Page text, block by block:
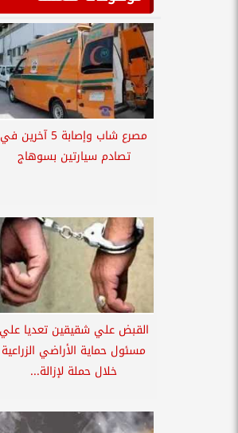
مصرع شاب وإصابة 5 آخرين في
تصادم سيارتين بسوهاج
القبض علي شقيقين تعديا علي
مسئول حماية الأراضي الزراعية
خلال حملة لإزالة...